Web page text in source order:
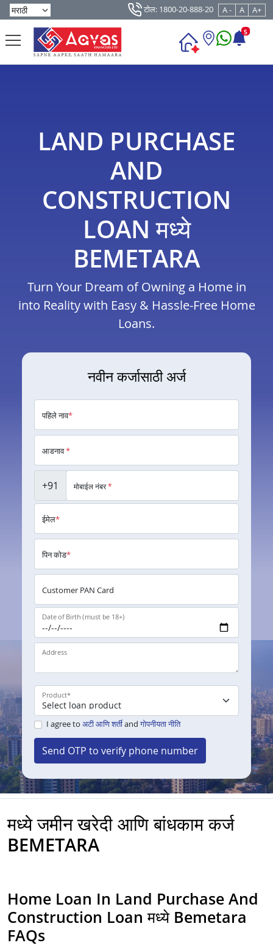
टोल: 1800-20-888-20 A - A A+
5
LAND PURCHASE
AND
CONSTRUCTION
LOAN मध्ये
BEMETARA
Turn Your Dream of Owning a Home in
into Reality with Easy & Hassle-Free Home
Loans.
नवीन कर्जासाठी अर्ज
पहिले नाव*
आडनाव*
+91 मोबाईल नंबर*
ईमेल*
पिन कोड*
Customer PAN Card
Date of Birth (must be 18+)
Address
Product*
I agree to अटी आणि शर्तीand गोपनीयता नीति
Send OTP to verify phone number
मध्ये जमीन खरेदी आणि बांधकाम कर्ज
BEMETARA
Home Loan In Land Purchase And
Construction Loan मध्ये Bemetara
FAQs